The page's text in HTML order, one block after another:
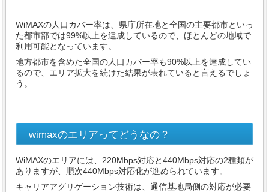
WiMAXの人口カバー率は、県庁所在地と全国の主要都市といっ
た都市部では99%以上を達成しているので、ほとんどの地域で
利用可能となっています。
地方都市を含めた全国の人口カバー率も90%以上を達成してい
るので、エリア拡大を続けた結果が表れていると言えるでしょ
う。
wimaxのエリアってどうなの？
WiMAXのエリアには、220Mbps対応と440Mbps対応の2種類が
ありますが、順次440Mbps対応化が進められています。
キャリアアグリゲーション技術は、通信基地局側の対応が必要